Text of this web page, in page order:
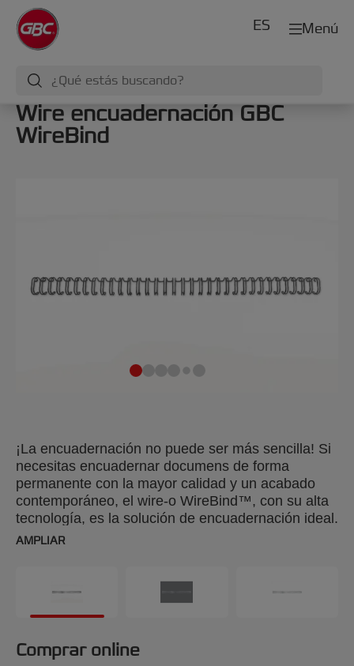
Menú
ES
Wire encuadernación GBC
WireBind
¡La encuadernación no puede ser más sencilla! Si
necesitas encuadernar documens de forma
permanente con la mayor calidad y un acabado
contemporáneo, el wire-o WireBind™, con su alta
tecnología, es la solución de encuadernación ideal.
WireBind™ permite que las hojas queden planas y
wiro para 34 orificios. Encuaderna hasta 125
hojas. Forma A4. Tamaño del paquete: 100.
AMPLIAR
Comprar online